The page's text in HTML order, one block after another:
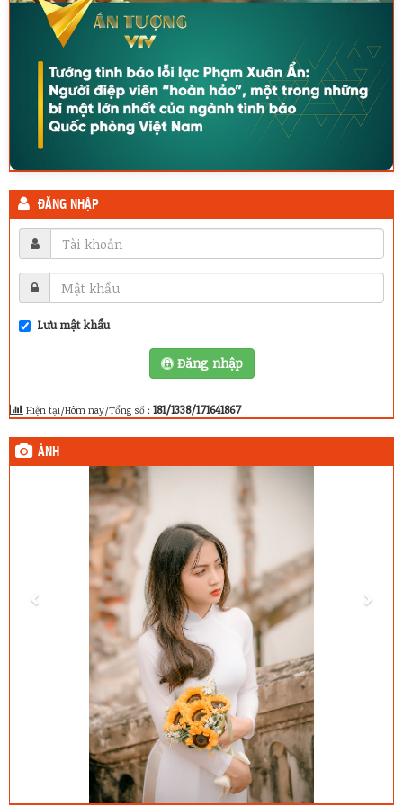
ĐĂNG NHẬP
Lưu mật khẩu
Đăng nhập
Hiện tại/Hôm nay/Tổng số : 181/1338/171641867
ẢNH